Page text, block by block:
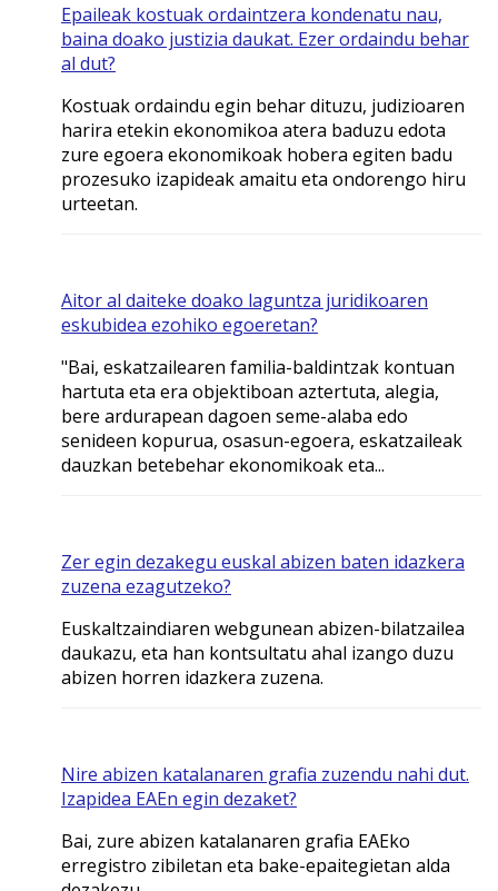
Epaileak kostuak ordaintzera kondenatu nau,
baina doako justizia daukat. Ezer ordaindu behar
al dut?
Kostuak ordaindu egin behar dituzu, judizioaren
harira etekin ekonomikoa atera baduzu edota
zure egoera ekonomikoak hobera egiten badu
prozesuko izapideak amaitu eta ondorengo hiru
urteetan.
Aitor al daiteke doako laguntza juridikoaren
eskubidea ezohiko egoeretan?
"Bai, eskatzailearen familia-baldintzak kontuan
hartuta eta era objektiboan aztertuta, alegia,
bere ardurapean dagoen seme-alaba edo
senideen kopurua, osasun-egoera, eskatzaileak
dauzkan betebehar ekonomikoak eta...
Zer egin dezakegu euskal abizen baten idazkera
zuzena ezagutzeko?
Euskaltzaindiaren webgunean abizen-bilatzailea
daukazu, eta han kontsultatu ahal izango duzu
abizen horren idazkera zuzena.
Nire abizen katalanaren grafia zuzendu nahi dut.
Izapidea EAEn egin dezaket?
Bai, zure abizen katalanaren grafia EAEko
erregistro zibiletan eta bake-epaitegietan alda